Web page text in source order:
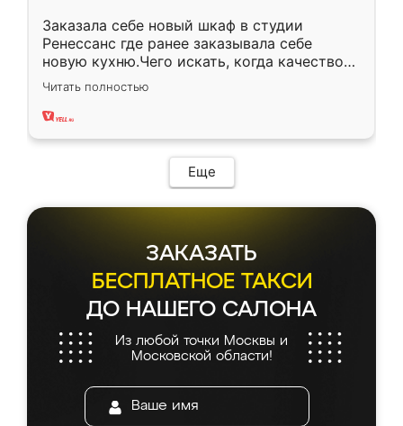
Заказала себе новый шкаф в студии
Ренессанс где ранее заказывала себе
новую кухню.Чего искать, когда качеством
вполне довольна. Служит кухня уже почти
два года, нареканий нет.
Читать полностью
Еще
ЗАКАЗАТЬ
БЕСПЛАТНОЕ ТАКСИ
ДО НАШЕГО САЛОНА
Из любой точки Москвы и
Московской области!